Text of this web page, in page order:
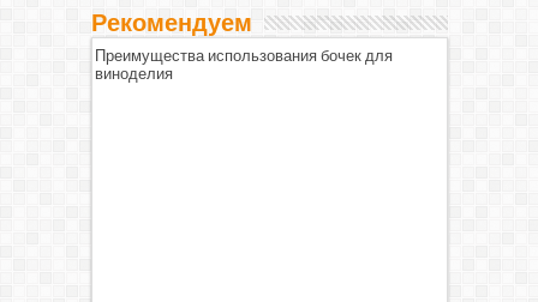
Рекомендуем
Преимущества использования бочек для
виноделия